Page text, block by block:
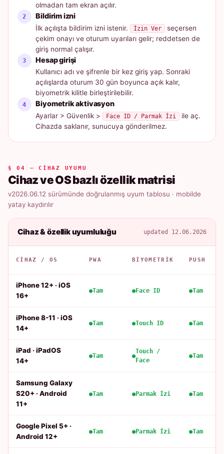
olmadan tam ekran açılır.
Bildirim izni
İlk açılışta bildirim izni istenir. İzin Ver
seçersen
çekim onayı ve oturum uyarıları gelir; reddetsen de
giriş normal çalışır.
Hesap girişi
Kullanıcı adı ve şifrenle bir kez giriş yap. Sonraki
açılışlarda oturum 30 gün boyunca açık kalır,
biyometrik kilitle birleştirilebilir.
Biyometrik aktivasyon
Ayarlar > Güvenlik > Face ID / Parmak İzi
ile aç.
Cihazda saklanır, sunucuya gönderilmez.
§ 04 — CIHAZ UYUMU
Cihaz ve OS bazlı özellik matrisi
v2026.06.12 sürümünde doğrulanmış uyum tablosu · mobilde
yatay kaydırılır
Cihaz & özellik uyumluluğu updated 12.06.2026
CIHAZ / OS PWA BIYOMETRIK PUSH
iPhone 12+ · iOS
16+
Tam Face ID Tam
iPhone 8-11 · iOS
14+
Tam Touch ID Tam
iPad · iPadOS
14+
Tam
Touch /
Face
Tam
Samsung Galaxy
S20+ · Android
11+
Tam Parmak İzi Tam
Google Pixel 5+ ·
Android 12+
Tam Parmak İzi Tam